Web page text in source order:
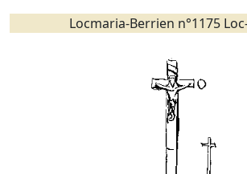
Locmaria-Berrien n°1175